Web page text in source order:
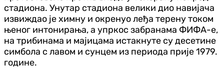
стадиона. Унутар стадиона велики дио навијача
извиждао је химну и окренуо леђа терену током
њеног интонирања, а упркос забранама ФИФА-е,
на трибинама и мајицама истакнуте су десетине
симбола с лавом и сунцем из периода прије 1979.
године.